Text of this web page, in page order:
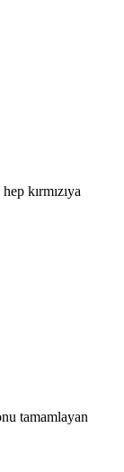
kırmızıya
tamamlayan